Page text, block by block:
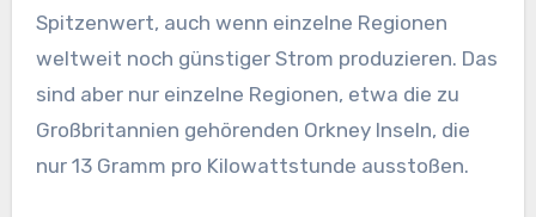
Spitzenwert, auch wenn einzelne Regionen
weltweit noch günstiger Strom produzieren. Das
sind aber nur einzelne Regionen, etwa die zu
Großbritannien gehörenden Orkney Inseln, die
nur 13 Gramm pro Kilowattstunde ausstoßen.